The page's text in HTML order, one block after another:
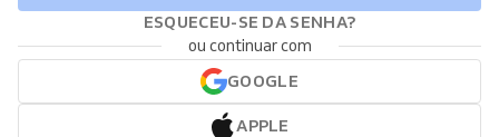
ESQUECEU-SE DA SENHA?
ou continuar com
GOOGLE
APPLE